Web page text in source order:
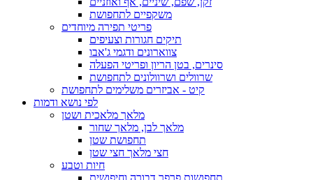
משקפיים לתחפושת
פריטי תפירה מיוחדים
תיקים חגורות וצעיפים
צווארונים ודגמי ג'אבו
סינרים, בטן הריון ופריטי הפעלה
שרוולים ושרוולונים לתחפושת
קיט - אביזרים משלימים לתחפושת
לפי נושא ודמות
מלאך מלאכית ושטן
מלאך לבן, מלאך שחור
תחפושת שטן
חצי מלאך חצי שטן
חיות וטבע